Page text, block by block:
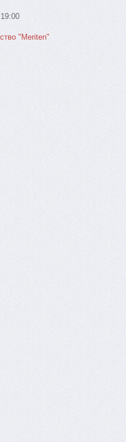
"Meriten"